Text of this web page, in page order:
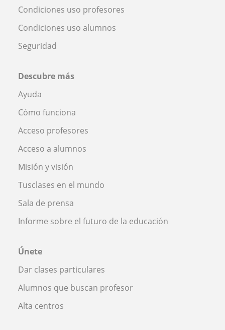
Condiciones uso profesores
Condiciones uso alumnos
Seguridad
Descubre más
Ayuda
Cómo funciona
Acceso profesores
Acceso a alumnos
Misión y visión
Tusclases en el mundo
Sala de prensa
Informe sobre el futuro de la educación
Únete
Dar clases particulares
Alumnos que buscan profesor
Alta centros